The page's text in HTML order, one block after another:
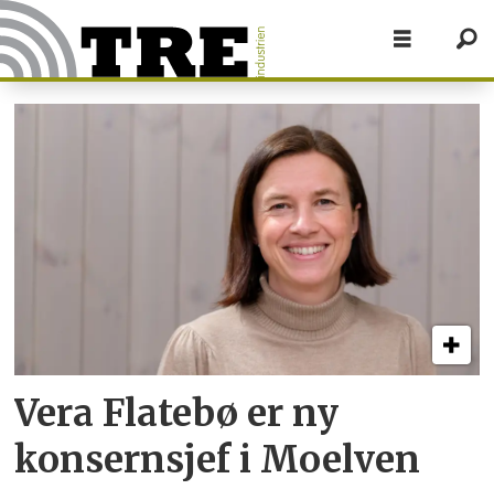
flatebø
Vera Flatebø er ny
konsernsjef i Moelven